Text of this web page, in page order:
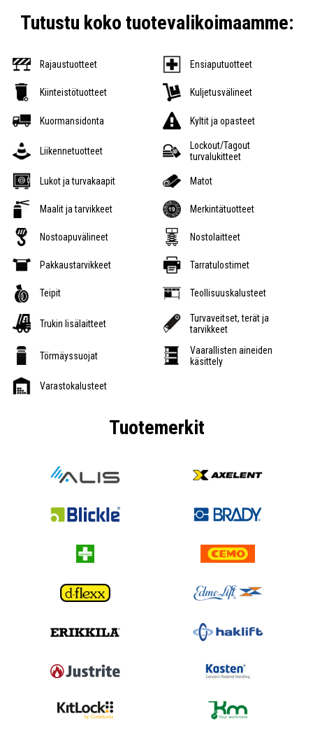
Tutustu koko tuotevalikoimaamme:
Rajaustuotteet Ensiaputuotteet
Kiinteistötuotteet Kuljetusvälineet
Kuormansidonta Kyltit ja opasteet
Liikennetuotteet
Lockout/Tagout
turvalukitteet
Lukot ja turvakaapit Matot
Maalit ja tarvikkeet Merkintätuotteet
Nostoapuvälineet Nostolaitteet
Pakkaustarvikkeet Tarratulostimet
Teipit Teollisuuskalusteet
Trukin lisälaitteet
Turvaveitset, terät ja
tarvikkeet
Törmäyssuojat
Vaarallisten aineiden
käsittely
Varastokalusteet
Tuotemerkit